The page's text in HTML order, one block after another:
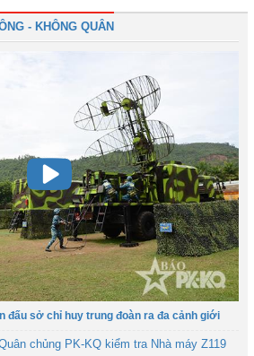
- KHÔNG QUÂN
đấu sở chỉ huy trung đoàn ra đa cảnh giới
chủng PK-KQ kiểm tra Nhà máy Z119